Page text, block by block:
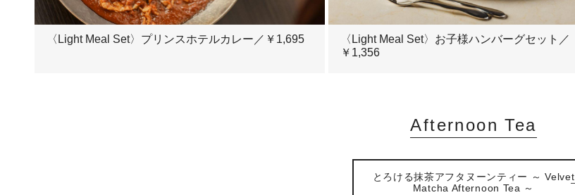
〈Light Meal Set〉プリンスホテルカレー／￥1,695
〈Light Meal Set〉お子様ハンバーグセット／
￥1,356
Afternoon Tea
とろける抹茶アフタヌーンティー ～ Velvet
Matcha Afternoon Tea ～